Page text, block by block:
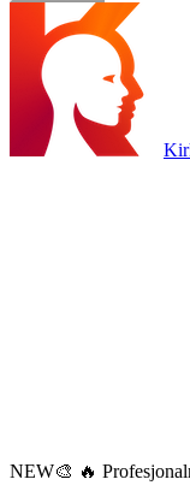
NEW🎨 🔥